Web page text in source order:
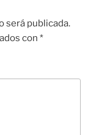
será publicada.
con *